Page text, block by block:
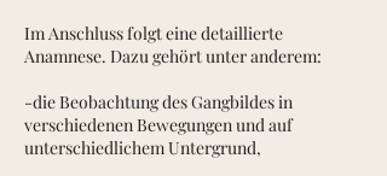
Im Anschluss folgt eine detaillierte
Anamnese. Dazu gehört unter anderem:
-die Beobachtung des Gangbildes in
verschiedenen Bewegungen und auf
unterschiedlichem Untergrund,